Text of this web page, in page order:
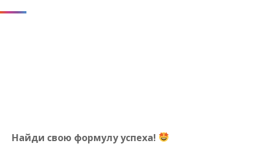
Найди свою формулу успеха!